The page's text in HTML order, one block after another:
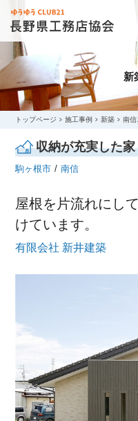
新
トップページ 施工事例 新築 南信
収納が充実した家
駒ヶ根市 南信
屋根を片流れにし
けています。
有限会社 新井建築